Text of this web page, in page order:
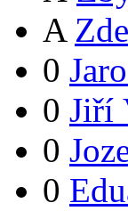
A
0
0 Jiří
0
0